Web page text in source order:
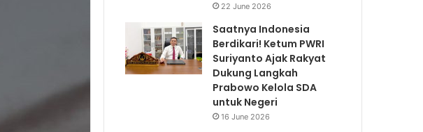
22 June 2026
Saatnya Indonesia
Berdikari! Ketum PWRI
Suriyanto Ajak Rakyat
Dukung Langkah
Prabowo Kelola SDA
untuk Negeri
16 June 2026